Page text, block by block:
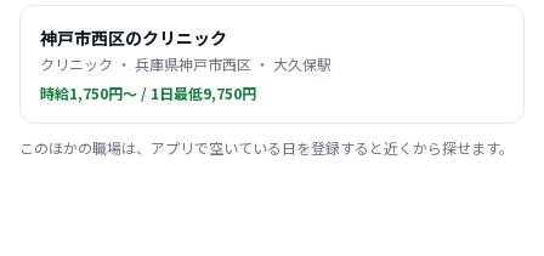
神戸市西区のクリニック
クリニック ・ 兵庫県神戸市西区 ・ 大久保駅
時給1,750円〜 / 1日最低9,750円
このほかの職場は、アプリで空いている日を登録すると近くから探せます。